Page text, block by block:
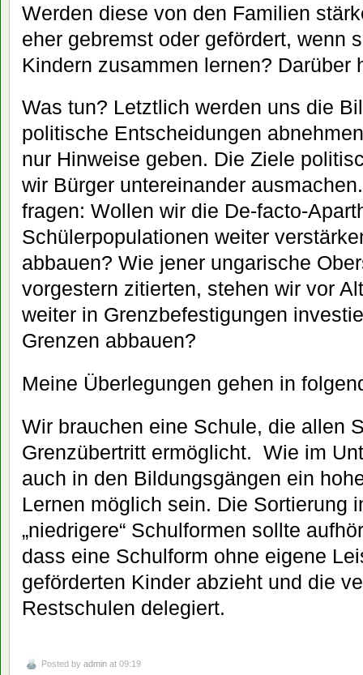
Werden diese von den Familien
eher gebremst oder gefördert, wenn
Kindern zusammen lernen? Darüber
Was tun? Letztlich werden uns die
politische Entscheidungen
nur Hinweise geben. Die Ziele
wir Bürger untereinander
fragen: Wollen wir die De-facto-
Schülerpopulationen weiter
abbauen? Wie jener ungarische
vorgestern zitierten, stehen wir vor
weiter in Grenzbefestigungen
Grenzen abbauen?
Meine Überlegungen gehen in
Wir brauchen eine Schule, die allen
Grenzübertritt ermöglicht. Wie im
auch in den Bildungsgängen ein
Lernen möglich sein. Die Sortierung
„niedrigere“ Schulformen sollte
dass eine Schulform ohne eigene
geförderten Kinder abzieht und die
Restschulen delegiert.
Posted by admin at 09:19